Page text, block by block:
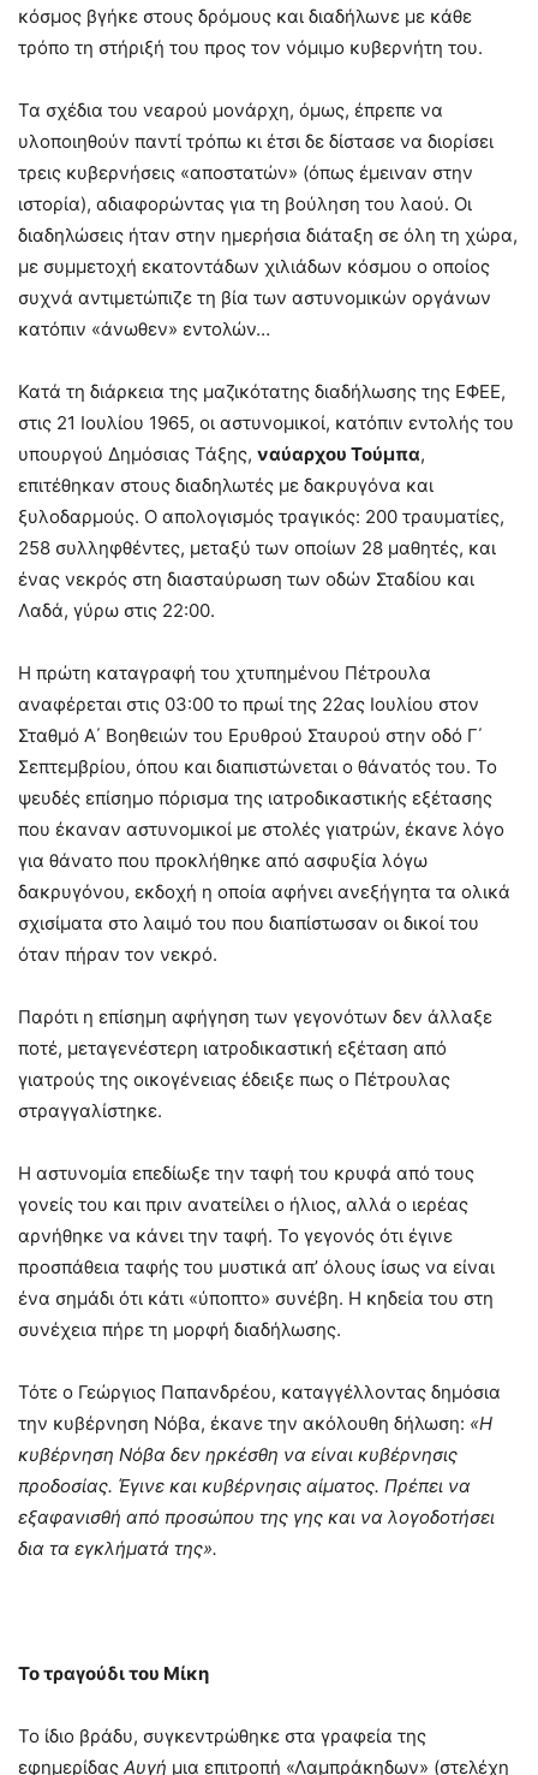
κόσμος βγήκε στους δρόμους και διαδήλωνε με κάθε
τρόπο τη στήριξή του προς τον νόμιμο κυβερνήτη του.
Τα σχέδια του νεαρού μονάρχη, όμως, έπρεπε να
υλοποιηθούν παντί τρόπω κι έτσι δε δίστασε να διορίσει
τρεις κυβερνήσεις «αποστατών» (όπως έμειναν στην
ιστορία), αδιαφορώντας για τη βούληση του λαού. Οι
διαδηλώσεις ήταν στην ημερήσια διάταξη σε όλη τη χώρα,
με συμμετοχή εκατοντάδων χιλιάδων κόσμου ο οποίος
συχνά αντιμετώπιζε τη βία των αστυνομικών οργάνων
κατόπιν «άνωθεν» εντολών…
Κατά τη διάρκεια της μαζικότατης διαδήλωσης της ΕΦΕΕ,
στις 21 Ιουλίου 1965, οι αστυνομικοί, κατόπιν εντολής του
υπουργού Δημόσιας Τάξης, ναύαρχου Τούμπα,
επιτέθηκαν στους διαδηλωτές με δακρυγόνα και
ξυλοδαρμούς. Ο απολογισμός τραγικός: 200 τραυματίες,
258 συλληφθέντες, μεταξύ των οποίων 28 μαθητές, και
ένας νεκρός στη διασταύρωση των οδών Σταδίου και
Λαδά, γύρω στις 22:00.
Η πρώτη καταγραφή του χτυπημένου Πέτρουλα
αναφέρεται στις 03:00 το πρωί της 22ας Ιουλίου στον
Σταθμό Α΄ Βοηθειών του Ερυθρού Σταυρού στην οδό Γ΄
Σεπτεμβρίου, όπου και διαπιστώνεται ο θάνατός του. Το
ψευδές επίσημο πόρισμα της ιατροδικαστικής εξέτασης
που έκαναν αστυνομικοί με στολές γιατρών, έκανε λόγο
για θάνατο που προκλήθηκε από ασφυξία λόγω
δακρυγόνου, εκδοχή η οποία αφήνει ανεξήγητα τα ολικά
σχισίματα στο λαιμό του που διαπίστωσαν οι δικοί του
όταν πήραν τον νεκρό.
Παρότι η επίσημη αφήγηση των γεγονότων δεν άλλαξε
ποτέ, μεταγενέστερη ιατροδικαστική εξέταση από
γιατρούς της οικογένειας έδειξε πως ο Πέτρουλας
στραγγαλίστηκε.
Η αστυνομία επεδίωξε την ταφή του κρυφά από τους
γονείς του και πριν ανατείλει ο ήλιος, αλλά ο ιερέας
αρνήθηκε να κάνει την ταφή. Το γεγονός ότι έγινε
προσπάθεια ταφής του μυστικά απ’ όλους ίσως να είναι
ένα σημάδι ότι κάτι «ύποπτο» συνέβη. Η κηδεία του στη
συνέχεια πήρε τη μορφή διαδήλωσης.
Τότε ο Γεώργιος Παπανδρέου, καταγγέλλοντας δημόσια
την κυβέρνηση Νόβα, έκανε την ακόλουθη δήλωση: «Η
κυβέρνηση Νόβα δεν ηρκέσθη να είναι κυβέρνησις
προδοσίας. Έγινε και κυβέρνησις αίματος. Πρέπει να
εξαφανισθή από προσώπου της γης και να λογοδοτήσει
δια τα εγκλήματά της».
Το τραγούδι του Μίκη
Το ίδιο βράδυ, συγκεντρώθηκε στα γραφεία της
εφημερίδας Αυγή μια επιτροπή «Λαμπράκηδων» (στελέχη